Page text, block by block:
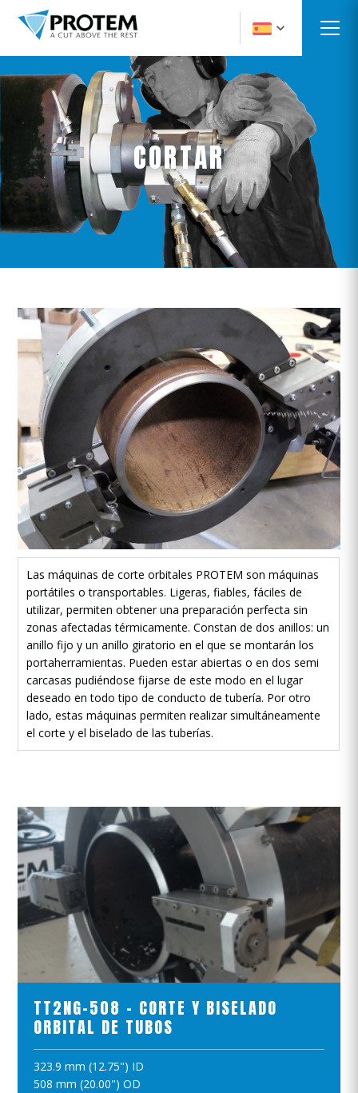
CORTAR
Las máquinas de corte orbitales PROTEM son máquinas
portátiles o transportables. Ligeras, fiables, fáciles de
utilizar, permiten obtener una preparación perfecta sin
zonas afectadas térmicamente. Constan de dos anillos: un
anillo fijo y un anillo giratorio en el que se montarán los
portaherramientas. Pueden estar abiertas o en dos semi
carcasas pudiéndose fijarse de este modo en el lugar
deseado en todo tipo de conducto de tubería. Por otro
lado, estas máquinas permiten realizar simultáneamente
el corte y el biselado de las tuberías.
TT2NG-508 - CORTE Y BISELADO
ORBITAL DE TUBOS
323.9 mm (12.75") ID
508 mm (20.00") OD
VER EL PRODUCTO
AÑADIR A LA CESTA